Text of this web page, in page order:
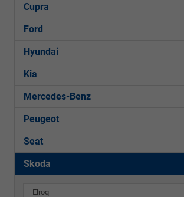
Cupra
Ford
Hyundai
Kia
Mercedes-Benz
Peugeot
Seat
Skoda
Elroq